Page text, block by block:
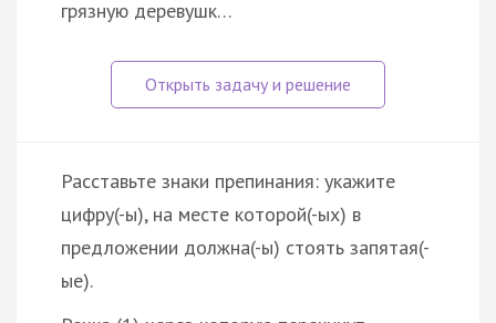
грязную деревушк…
Расставьте знаки препинания: укажите
цифру(-ы), на месте которой(-ых) в
предложении должна(-ы) стоять запятая(-
ые).